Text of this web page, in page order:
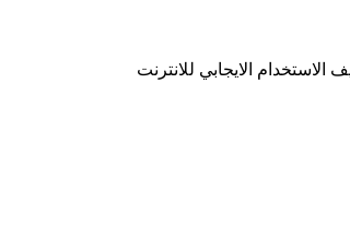
الايجابي للانترنت